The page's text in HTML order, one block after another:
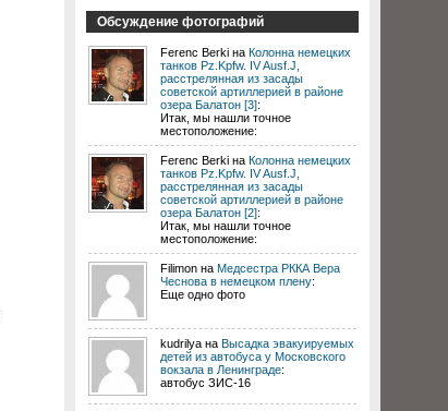
Обсуждение фотографий
Ferenc Berki на Колонна немецких
танков Pz.Kpfw. IV Ausf.J,
расстрелянная из засады
советской артиллерией в районе
озера Балатон [3]:
Итак, мы нашли точное
местоположение:
Ferenc Berki на Колонна немецких
танков Pz.Kpfw. IV Ausf.J,
расстрелянная из засады
советской артиллерией в районе
озера Балатон [2]:
Итак, мы нашли точное
местоположение:
Filimon на Медсестра РККА Вера
Чеснова в немецком плену:
Еще одно фото
kudrilya на Высадка эвакуируемых
детей из автобуса у Московского
вокзала в Ленинграде:
автобус ЗИС-16